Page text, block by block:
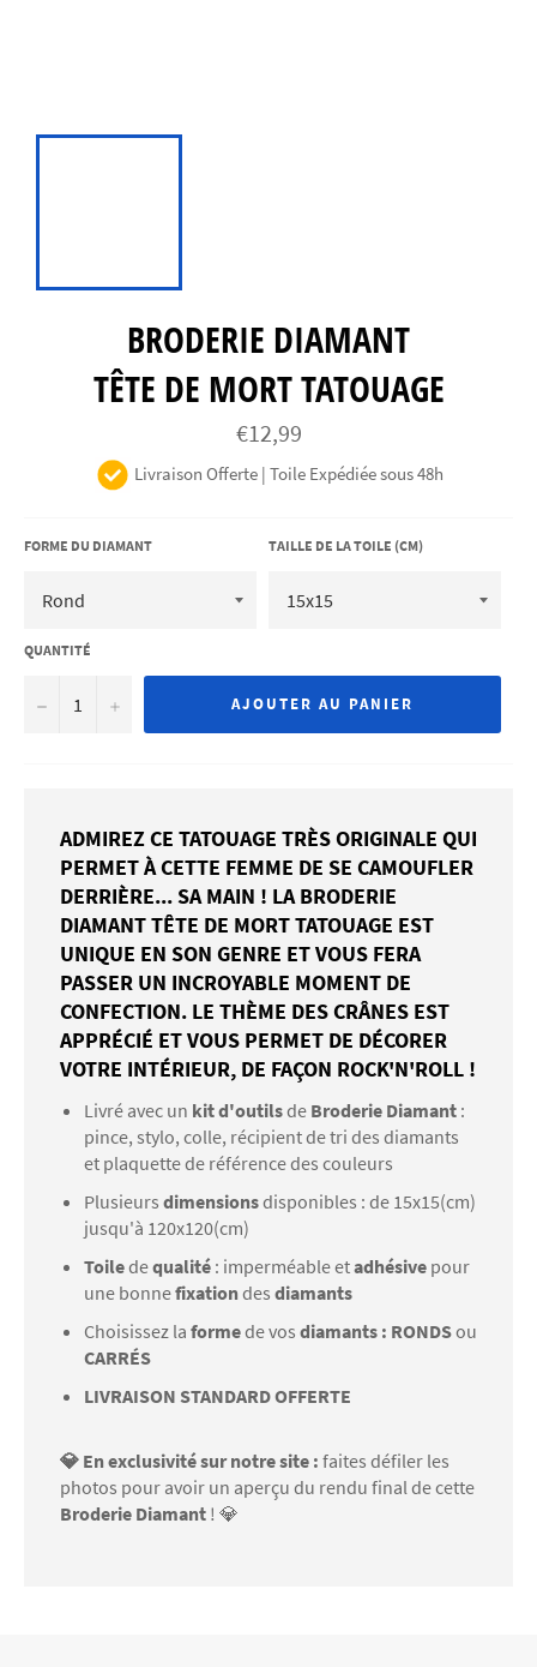
BRODERIE DIAMANT
TÊTE DE MORT TATOUAGE
Prix
régulier
€12,99
Livraison Offerte | Toile Expédiée sous 48h
FORME DU DIAMANT TAILLE DE LA TOILE (CM)
QUANTITÉ
− + AJOUTER AU PANIER
ADMIREZ CE TATOUAGE TRÈS ORIGINALE QUI
PERMET À CETTE FEMME DE SE CAMOUFLER
DERRIÈRE... SA MAIN ! LA BRODERIE
DIAMANT TÊTE DE MORT TATOUAGE EST
UNIQUE EN SON GENRE ET VOUS FERA
PASSER UN INCROYABLE MOMENT DE
CONFECTION. LE THÈME DES CRÂNES EST
APPRÉCIÉ ET VOUS PERMET DE DÉCORER
VOTRE INTÉRIEUR, DE FAÇON ROCK'N'ROLL !
Livré avec un kit d'outilsde Broderie Diamant :
pince, stylo, colle, récipient de tri des diamants
et plaquette de référence des couleurs
Plusieurs dimensionsdisponibles : de 15x15(cm)
jusqu'à 120x120(cm)
Toiledequalité : imperméable etadhésive pour
une bonnefixationdes diamants
Choisissez la formede vos diamants : RONDSou
CARRÉS
LIVRAISON STANDARD OFFERTE
💎 En exclusivité sur notre site : faites défiler les
photos pour avoir un aperçu du rendu final de cette
Broderie Diamant ! 💎